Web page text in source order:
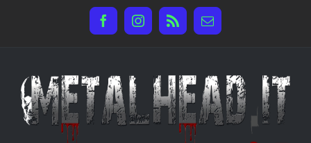
FacebookInstagram
Rss Email